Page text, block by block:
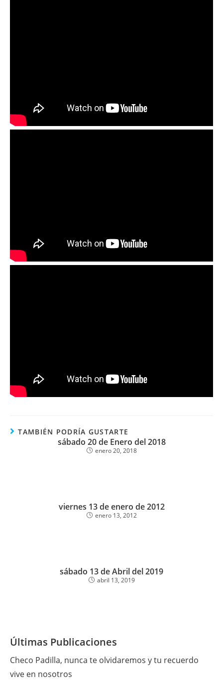
TAMBIÉN PODRÍA GUSTARTE
sábado 20 de Enero del 2018
enero 20, 2018
viernes 13 de enero de 2012
enero 13, 2012
sábado 13 de Abril del 2019
abril 13, 2019
Últimas Publicaciones
Checo Padilla, nunca te olvidaremos y tu recuerdo
vive en nosotros